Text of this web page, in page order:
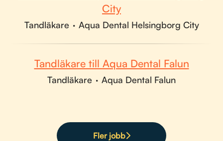
City
Tandläkare · Aqua Dental Helsingborg City
Tandläkare till Aqua Dental Falun
Tandläkare · Aqua Dental Falun
Fler jobb